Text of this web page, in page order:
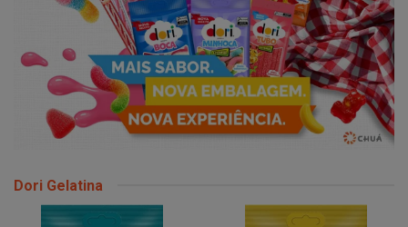
Dori Gelatina